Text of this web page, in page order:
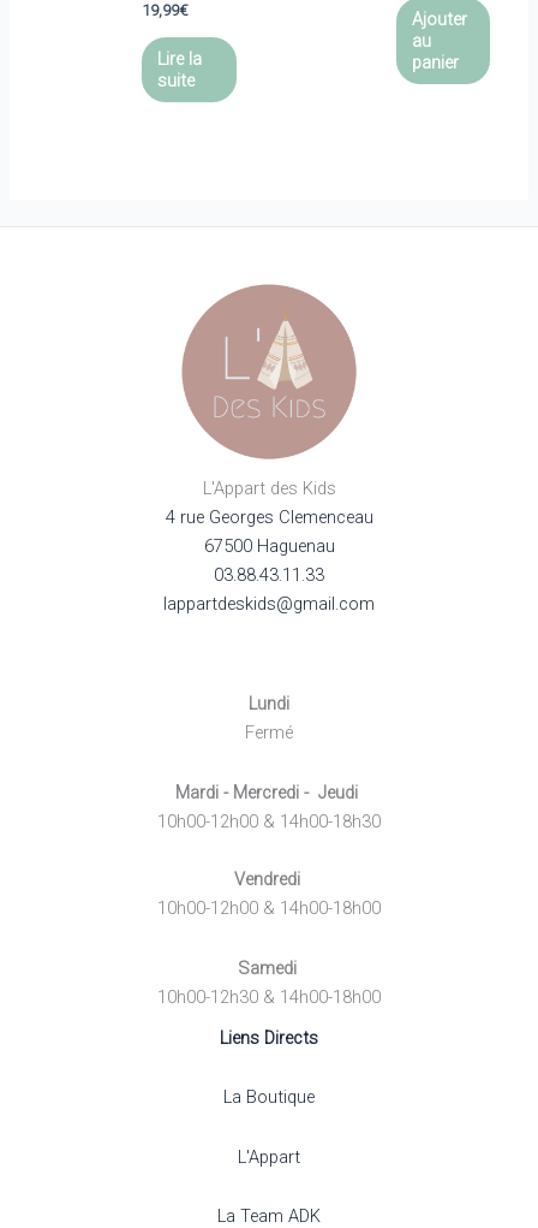
19,99€
Lire la
suite
Ajouter
au
panier
L'Appart des Kids
4 rue Georges Clemenceau
67500 Haguenau
03.88.43.11.33
lappartdeskids@gmail.com
Lundi
Fermé
Mardi - Mercredi - Jeudi
10h00-12h00 & 14h00-18h30
Vendredi
10h00-12h00 & 14h00-18h00
Samedi
10h00-12h30 & 14h00-18h00
Liens Directs
La Boutique
L'Appart
La Team ADK